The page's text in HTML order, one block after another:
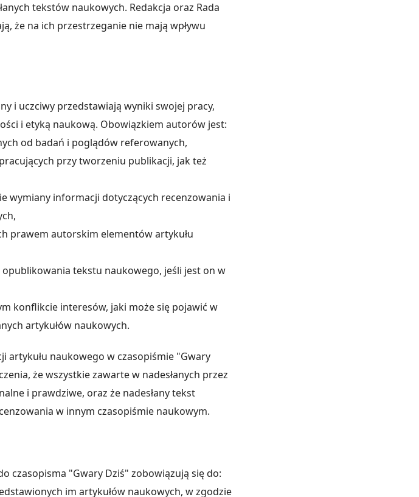
tekstów naukowych. Redakcja oraz Rada
że na ich przestrzeganie nie mają wpływu
i uczciwy przedstawiają wyniki swojej pracy,
i etyką naukową. Obowiązkiem autorów jest:
od badań i poglądów referowanych,
przy tworzeniu publikacji, jak też
wymiany informacji dotyczących recenzowania i
prawem autorskim elementów artykułu
tekstu naukowego, jeśli jest on w
konflikcie interesów, jaki może się pojawić w
artykułów naukowych.
artykułu naukowego w czasopiśmie "Gwary
że wszystkie zawarte w nadesłanych przez
i prawdziwe, oraz że nadesłany tekst
w innym czasopiśmie naukowym.
czasopisma "Gwary Dziś" zobowiązują się do:
im artykułów naukowych, w zgodzie